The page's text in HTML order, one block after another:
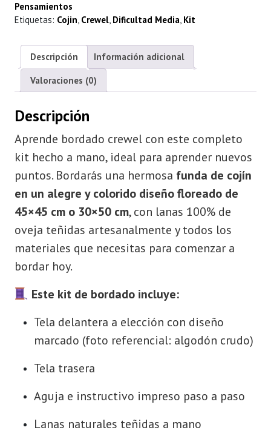
Pensamientos
Etiquetas: Cojin, Crewel, Dificultad Media, Kit
Descripción Información adicional
Valoraciones (0)
Descripción
Aprende bordado crewel con este completo
kit hecho a mano, ideal para aprender nuevos
puntos. Bordarás una hermosa funda de cojín
en un alegre y colorido diseño floreado de
45×45 cm o 30×50 cm, con lanas 100% de
oveja teñidas artesanalmente y todos los
materiales que necesitas para comenzar a
bordar hoy.
Este kit de bordado incluye:
Tela delantera a elección con diseño
marcado (foto referencial: algodón crudo)
Tela trasera
Aguja e instructivo impreso paso a paso
Lanas naturales teñidas a mano